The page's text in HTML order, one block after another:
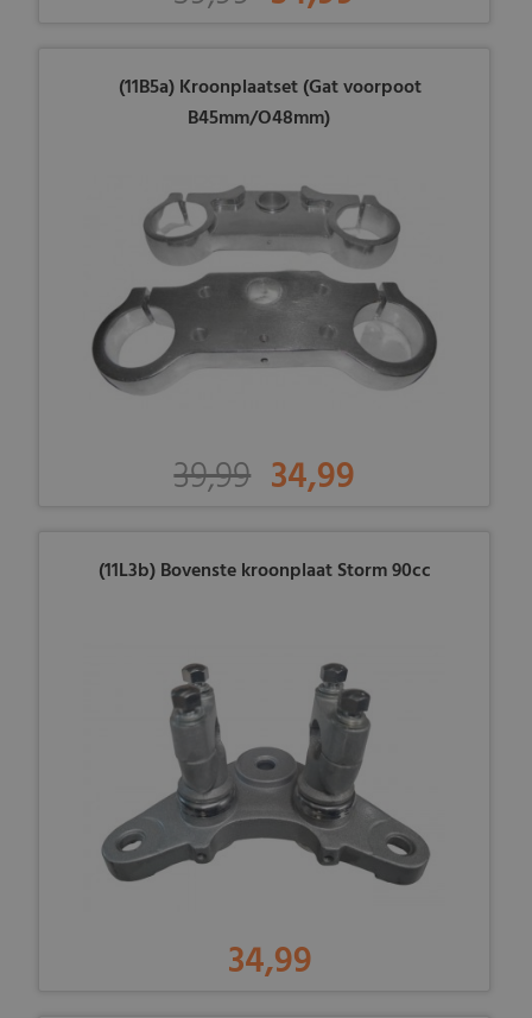
(11B5a) Kroonplaatset (Gat voorpoot
B45mm/O48mm)
39,99 34,99
(11L3b) Bovenste kroonplaat Storm 90cc
34,99